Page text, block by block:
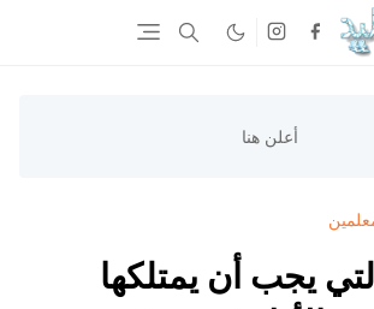
يجب أن يمتلكها